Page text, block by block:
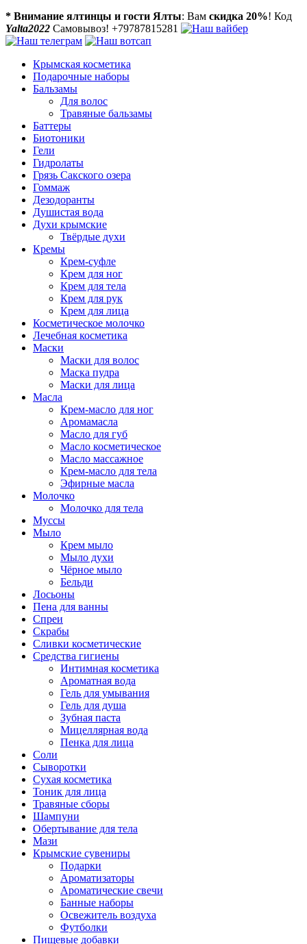
* Внимание ялтинцы и гости Ялты: Вам скидка 20%! Код
Yalta2022 Самовывоз! +79787815281
Крымская косметика
Подарочные наборы
Бальзамы
Для волос
Травяные бальзамы
Баттеры
Биотоники
Гели
Гидролаты
Грязь Сакского озера
Гоммаж
Дезодоранты
Душистая вода
Духи крымские
Твёрдые духи
Кремы
Крем-суфле
Крем для ног
Крем для тела
Крем для рук
Крем для лица
Косметическое молочко
Лечебная косметика
Маски
Маски для волос
Маска пудра
Маски для лица
Масла
Крем-масло для ног
Аромамасла
Масло для губ
Масло косметическое
Масло массажное
Крем-масло для тела
Эфирные масла
Молочко
Молочко для тела
Муссы
Мыло
Крем мыло
Мыло духи
Чёрное мыло
Бельди
Лосьоны
Пена для ванны
Спреи
Скрабы
Сливки косметические
Средства гигиены
Интимная косметика
Ароматная вода
Гель для умывания
Гель для душа
Зубная паста
Мицеллярная вода
Пенка для лица
Соли
Сыворотки
Сухая косметика
Тоник для лица
Травяные сборы
Шампуни
Обертывание для тела
Мази
Крымские сувениры
Подарки
Ароматизаторы
Ароматические свечи
Банные наборы
Освежитель воздуха
Футболки
Пищевые добавки